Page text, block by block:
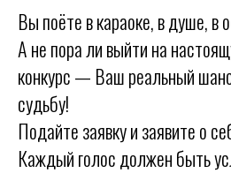
Вы поёте в караоке, в душе, в
А не пора ли выйти на
конкурс — Ваш реальный
судьбу!
Подайте заявку и заявите о
Каждый голос должен быть